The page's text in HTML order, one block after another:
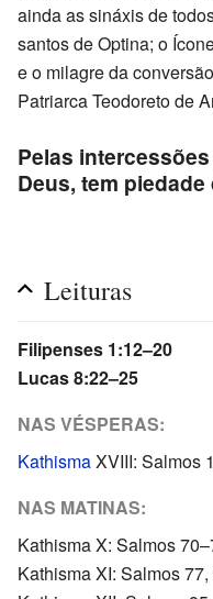
ainda as sináxis de
santos de Optina; o
e o milagre da
Patriarca Teodoreto de
Pelas
Deus, tem
Leituras
Filipenses 1:12–20
Lucas 8:22–25
NAS VÉSPERAS:
KathismaXVIII: Salmos
NAS MATINAS:
Kathisma X: Salmos
Kathisma XI: Salmos